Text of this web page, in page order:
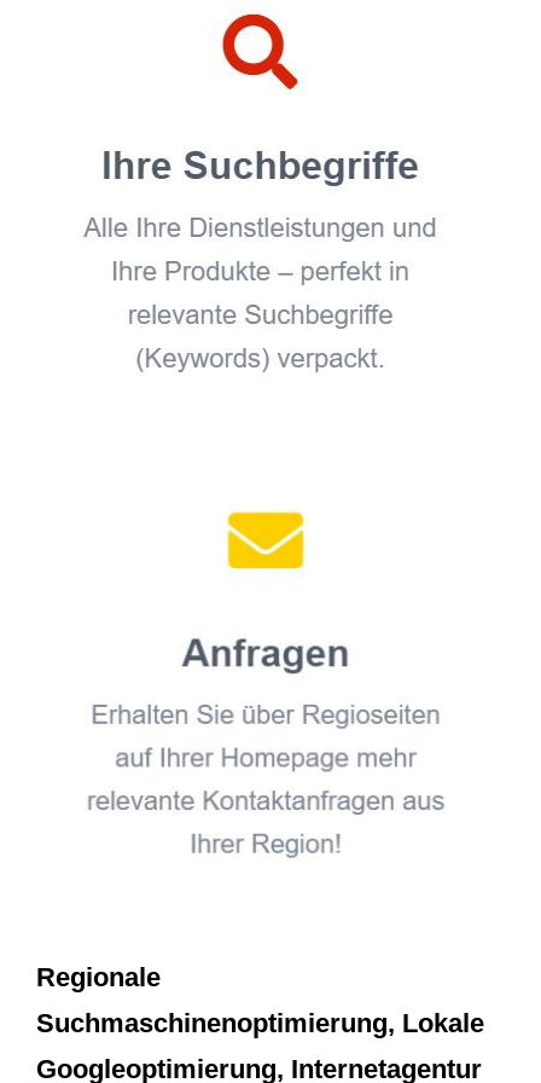
Regionale
Suchmaschinenoptimierung, Lokale
Googleoptimierung, Internetagentur